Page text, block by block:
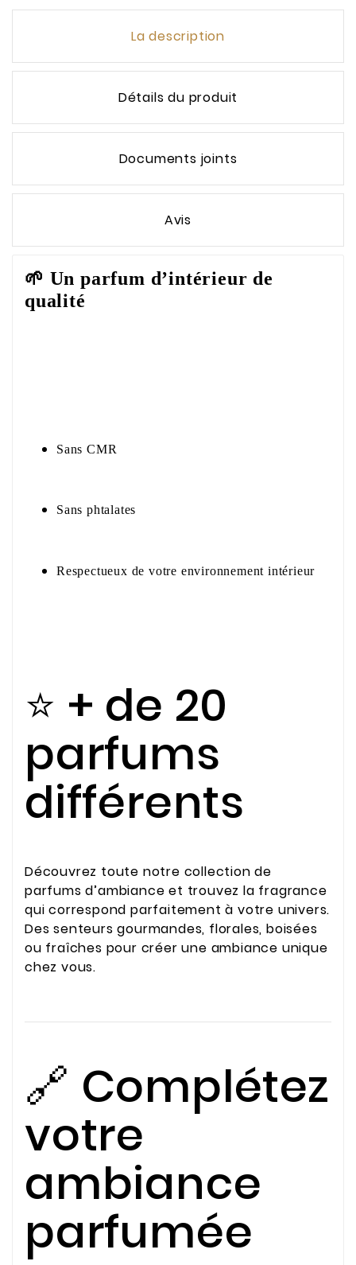
La description
Détails du produit
Documents joints
Avis
🌱 Un parfum d’intérieur de
qualité
Sans CMR
Sans phtalates
Respectueux de votre environnement intérieur
⭐ + de 20
parfums
différents
Découvrez toute notre collection de
parfums d’ambiance et trouvez la fragrance
qui correspond parfaitement à votre univers.
Des senteurs gourmandes, florales, boisées
ou fraîches pour créer une ambiance unique
chez vous.
🔗 Complétez
votre
ambiance
parfumée